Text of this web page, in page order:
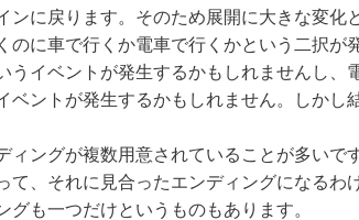
ンに戻ります。そのため展開に大きな変化
のに車で行くか電車で行くかという二択が
うイベントが発生するかもしれませんし、
ベントが発生するかもしれません。しかし
ィングが複数用意されていることが多いで
て、それに見合ったエンディングになるわ
グも一つだけというものもあります。